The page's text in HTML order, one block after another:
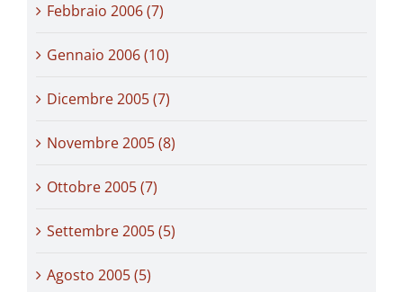
Febbraio 2006 (7)
Gennaio 2006 (10)
Dicembre 2005 (7)
Novembre 2005 (8)
Ottobre 2005 (7)
Settembre 2005 (5)
Agosto 2005 (5)